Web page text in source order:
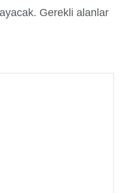
Gerekli alanlar